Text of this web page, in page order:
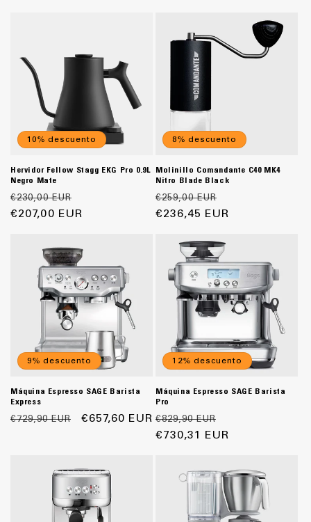
10% descuento
Hervidor Fellow Stagg EKG Pro 0.9L
Negro Mate
Precio
habitual
€230,00 EUR
de
€207,00 EUR
8% descuento
Molinillo Comandante C40 MK4
Nitro Blade Black
Precio
habitual
€259,00 EUR
de
€236,45 EUR
9% descuento
Máquina Espresso SAGE Barista
Express
Precio
€729,90 EUR
Precio
€657,60 EUR
12% descuento
Máquina Espresso SAGE Barista
Pro
Precio
habitual
€829,90 EUR
de
€730,31 EUR